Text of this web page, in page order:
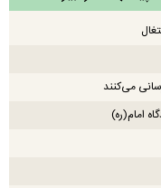
امام(ره)